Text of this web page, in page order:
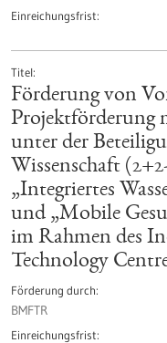
Einreichungsfrist
Titel
Förderung von
Projektförderung
unter der
Wissenschaft
„Integriertes
und „Mobile
im Rahmen des
Technology
Förderung durch
BMFTR
Einreichungsfrist